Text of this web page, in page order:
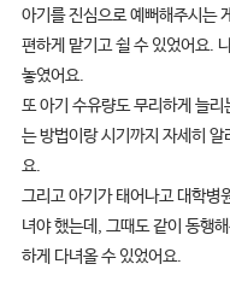
아기를 진심으로 예뻐해주시는
편하게 맡기고 쉴 수 있었어요.
놓였어요.
또 아기 수유량도 무리하게 늘리
는 방법이랑 시기까지 자세히
요.
그리고 아기가 태어나고 대학병
녀야 했는데, 그때도 같이 동행
하게 다녀올 수 있었어요.